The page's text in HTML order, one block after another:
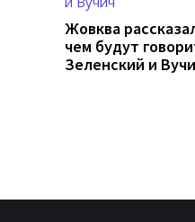
Жовква
чем будут
Зеленский и